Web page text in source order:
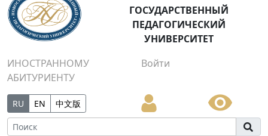
ГОСУДАРСТВЕННЫЙ
ПЕДАГОГИЧЕСКИЙ
УНИВЕРСИТЕТ
ИНОСТРАННОМУ
АБИТУРИЕНТУ
Войти
RU EN 中文版